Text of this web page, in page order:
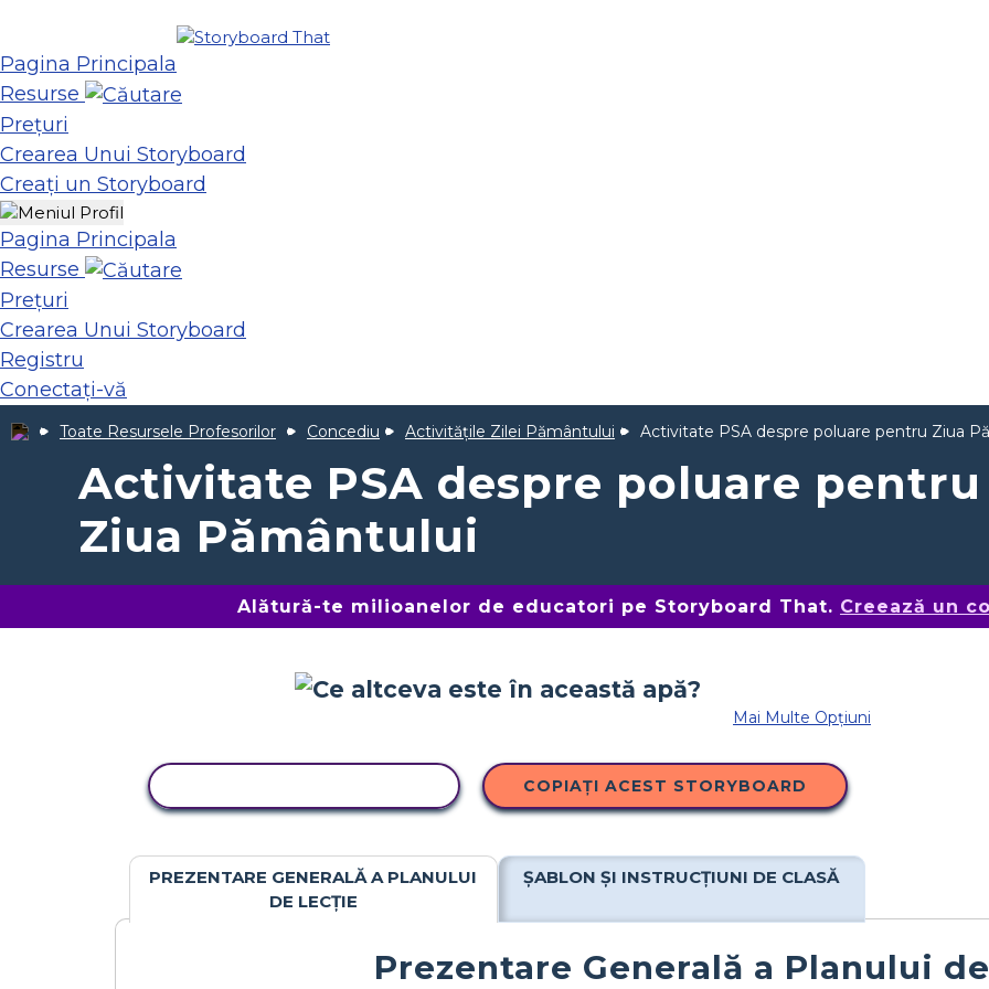
Pagina Principala
Resurse
Prețuri
Crearea Unui Storyboard
Creați un Storyboard
Pagina Principala
Resurse
Prețuri
Crearea Unui Storyboard
Registru
Conectați-vă
Toate Resursele Profesorilor Concediu Activitățile Zilei Pământului Activitate PSA despre poluare pentru Ziua
Activitate PSA despre poluare pentru
Ziua Pământului
Alătură-te milioanelor de educatori pe Storyboard That. Creează un
Mai Multe Opțiuni
COPIAȚI ACEST STORYBOARD
PREZENTARE GENERALĂ A PLANULUI
DE LECȚIE
ȘABLON ȘI INSTRUCȚIUNI DE CLASĂ
Prezentare Generală a Planului